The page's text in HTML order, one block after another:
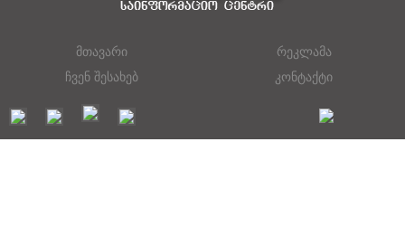
მთავარი
რეკლამა
ჩვენ შესახებ
კონტაქტი